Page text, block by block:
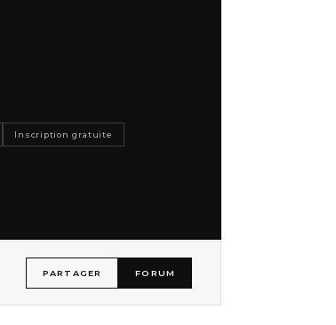
Inscription gratuite
PARTAGER FORUM